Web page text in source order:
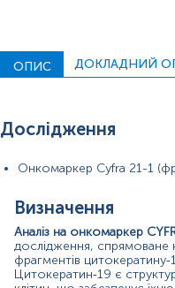
іншими лабораторними
Показання до
(особливо
Моніторинг
Раннє виявлення
Диференційна
(рак сечового
Оцінка пухлинного
прогресування
пацієнтів;
Оцінка запальних
ОПИС ДОКЛАДНИЙ
Дослідження
Онкомаркер Cyfra 21-1
Визначення
Аналіз на онкомаркер
дослідження, спрямоване
фрагментів
Цитокератин‑19 є